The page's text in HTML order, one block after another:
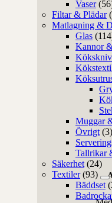
Vaser
Filtar & Plädar
Matlagning &
Glas
Kannor
Muggar
Övrigt (3)
Tallrikar
Säkerhet (24)
Textiler (93)
Bäddset